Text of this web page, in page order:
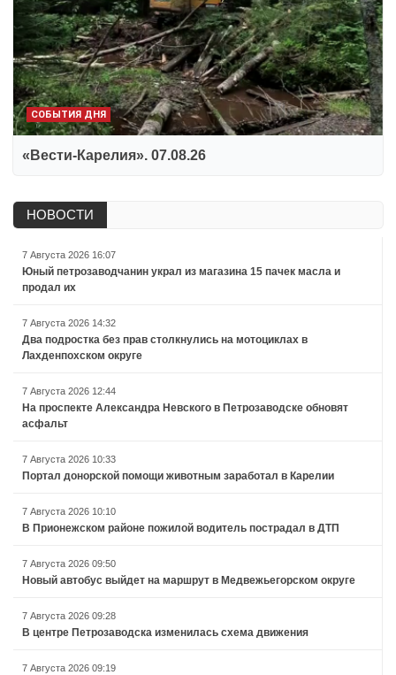
СОБЫТИЯ ДНЯ
«Вести-Карелия». 07.08.26
НОВОСТИ
7 Августа 2026 16:07
Юный петрозаводчанин украл из магазина 15 пачек масла и
продал их
7 Августа 2026 14:32
Два подростка без прав столкнулись на мотоциклах в
Лахденпохском округе
7 Августа 2026 12:44
На проспекте Александра Невского в Петрозаводске обновят
асфальт
7 Августа 2026 10:33
Портал донорской помощи животным заработал в Карелии
7 Августа 2026 10:10
В Прионежском районе пожилой водитель пострадал в ДТП
7 Августа 2026 09:50
Новый автобус выйдет на маршрут в Медвежьегорском округе
7 Августа 2026 09:28
В центре Петрозаводска изменилась схема движения
7 Августа 2026 09:19